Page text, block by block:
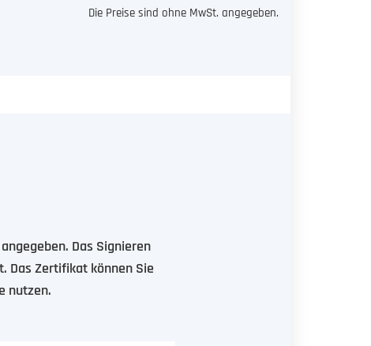
Die Preise sind ohne MwSt. angegeben.
Das Signieren
Das Zertifikat können Sie
nutzen.